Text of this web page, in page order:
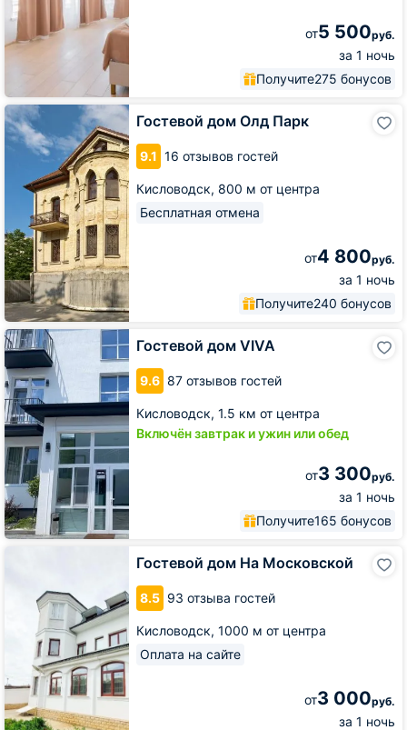
от5 500руб.
за 1 ночь
Получите275 бонусов
Гостевой дом Олд Парк
9.1 16 отзывов гостей
Кисловодск, 800 м от центра
Бесплатная отмена
от4 800руб.
за 1 ночь
Получите240 бонусов
Гостевой
дом
Олд
Гостевой дом VIVA
9.6 87 отзывов гостей
Кисловодск, 1.5 км от центра
Включён завтрак и ужин или обед
от3 300руб.
за 1 ночь
Получите165 бонусов
Гостевой
дом
VIVA
Гостевой дом На Московской
8.5 93 отзыва гостей
Кисловодск, 1000 м от центра
Оплата на сайте
от3 000руб.
за 1 ночь
Московской